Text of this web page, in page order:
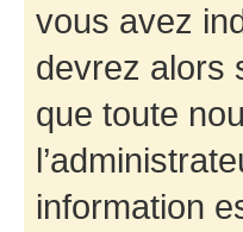
vous avez
devrez alors
que toute
information